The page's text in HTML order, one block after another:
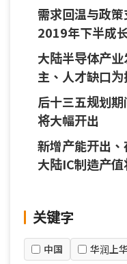
需求回温与政
2019年下半成
可望增强
大陆半导体产
主、人才缺口
支持添动能
后十三五规划
将大幅开出
新增产能开出
大陆IC制造产
关键字
中国 华润上华